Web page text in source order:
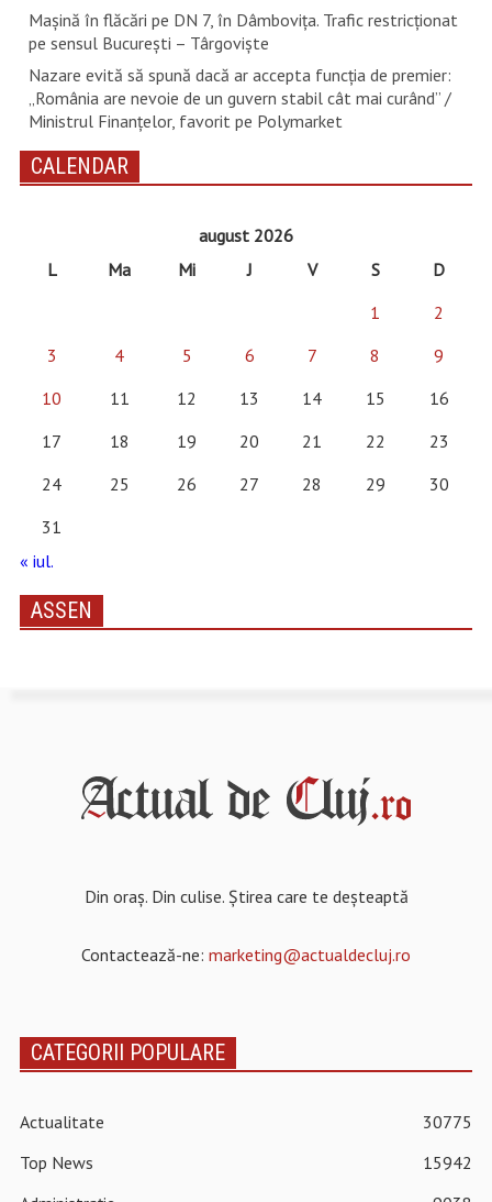
Mașină în flăcări pe DN 7, în Dâmbovița. Trafic restricționat
pe sensul București – Târgoviște
Nazare evită să spună dacă ar accepta funcția de premier:
„România are nevoie de un guvern stabil cât mai curând” /
Ministrul Finanțelor, favorit pe Polymarket
CALENDAR
august 2026
L
Ma Mi J V S
D
1
2
3
4 5 6 7 8
9
10
11 12 13 14 15
16
17
18 19 20 21 22
23
24
25 26 27 28 29
30
31
« iul.
ASSEN
Din oraș. Din culise. Știrea care te deșteaptă
Contactează-ne: marketing@actualdecluj.ro
CATEGORII POPULARE
Actualitate
30775
Top News
15942